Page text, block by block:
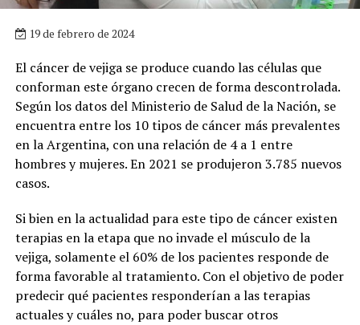
19 de febrero de 2024
El cáncer de vejiga se produce cuando las células que
conforman este órgano crecen de forma descontrolada.
Según los datos del Ministerio de Salud de la Nación, se
encuentra entre los 10 tipos de cáncer más prevalentes
en la Argentina, con una relación de 4 a 1 entre
hombres y mujeres. En 2021 se produjeron 3.785 nuevos
casos.
Si bien en la actualidad para este tipo de cáncer existen
terapias en la etapa que no invade el músculo de la
vejiga, solamente el 60% de los pacientes responde de
forma favorable al tratamiento. Con el objetivo de poder
predecir qué pacientes responderían a las terapias
actuales y cuáles no, para poder buscar otros